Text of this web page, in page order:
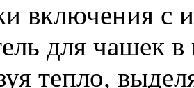
включения с
для чашек в
тепло,